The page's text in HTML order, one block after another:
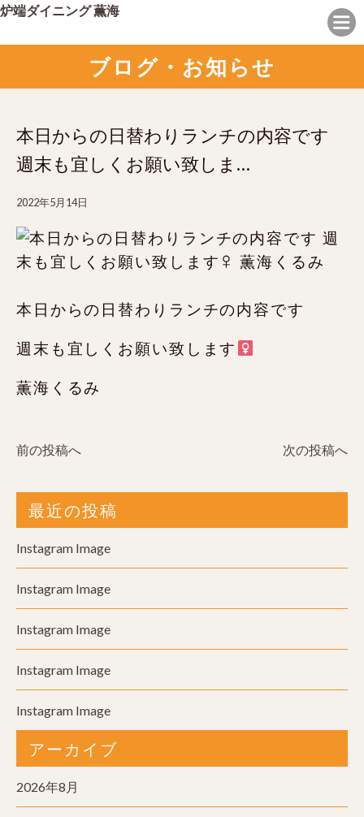
炉端ダイニング 薫海
ブログ・お知らせ
本日からの日替わりランチの内容です
週末も宜しくお願い致しま…
2022年5月14日
本日からの日替わりランチの内容です
週末も宜しくお願い致します‍
薫海くるみ
前の投稿へ 次の投稿へ
最近の投稿
Instagram Image
Instagram Image
Instagram Image
Instagram Image
Instagram Image
アーカイブ
2026年8月